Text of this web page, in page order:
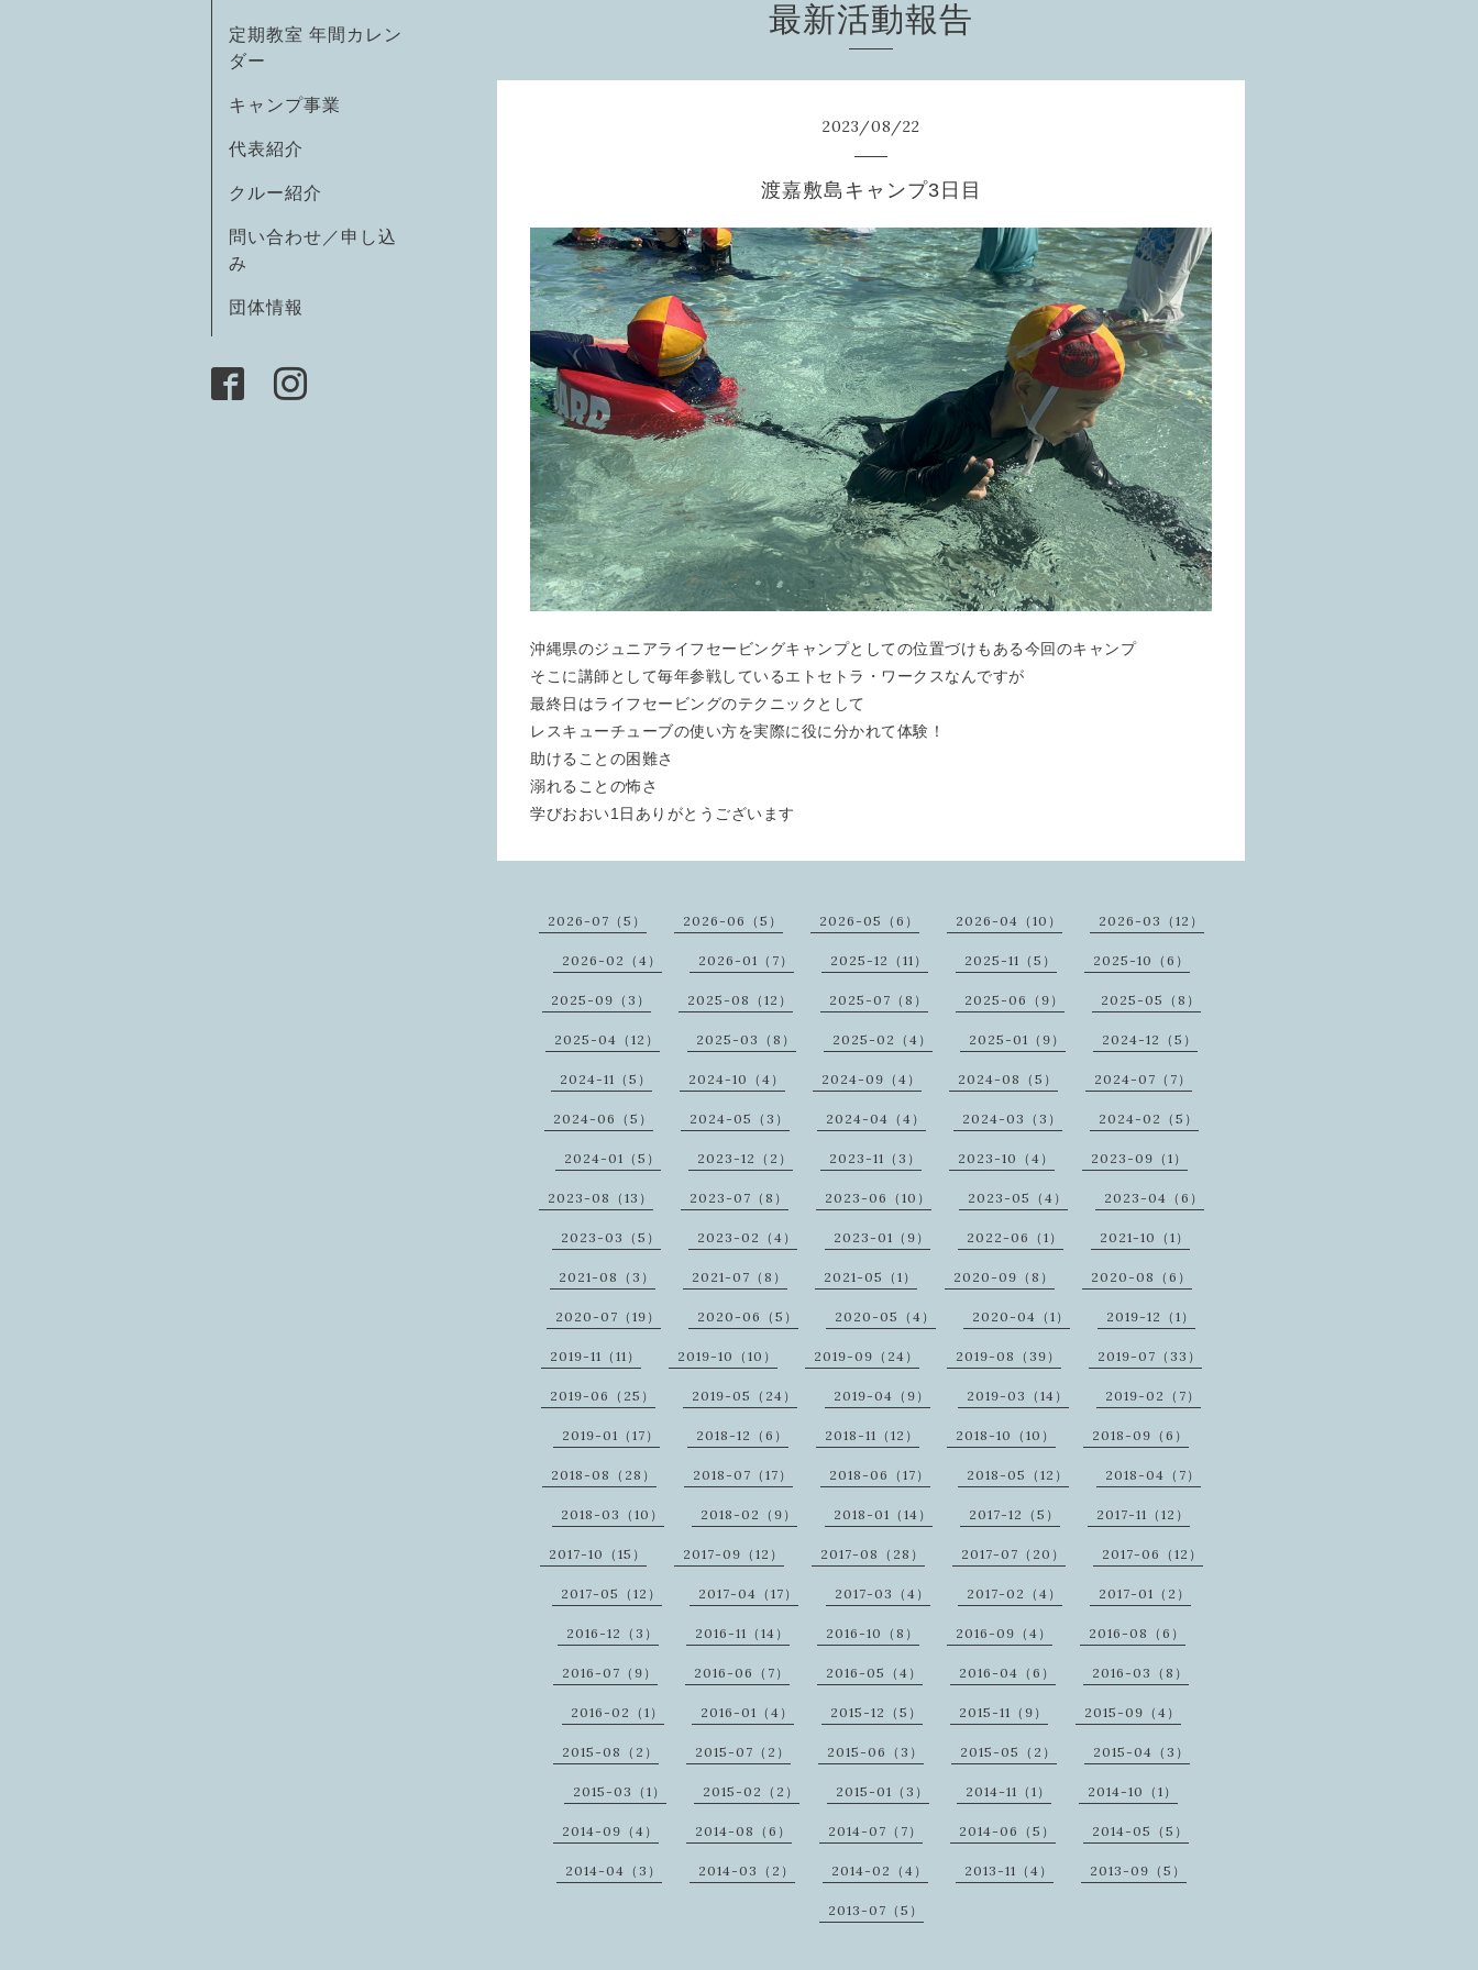
定期教室 年間カレン
ダー
キャンプ事業
代表紹介
クルー紹介
問い合わせ／申し込
み
団体情報
最新活動報告
2023/08/22
渡嘉敷島キャンプ3日目
沖縄県のジュニアライフセービングキャンプとしての位置づけもある今回のキャンプ
そこに講師として毎年参戦しているエトセトラ・ワークスなんですが
最終日はライフセービングのテクニックとして
レスキューチューブの使い方を実際に役に分かれて体験！
助けることの困難さ
溺れることの怖さ
学びおおい1日ありがとうございます
2026-07（5） 2026-06（5） 2026-05（6） 2026-04（10） 2026-03（12）
2026-02（4） 2026-01（7） 2025-12（11） 2025-11（5） 2025-10（6）
2025-09（3） 2025-08（12） 2025-07（8） 2025-06（9） 2025-05（8）
2025-04（12） 2025-03（8） 2025-02（4） 2025-01（9） 2024-12（5）
2024-11（5） 2024-10（4） 2024-09（4） 2024-08（5） 2024-07（7）
2024-06（5） 2024-05（3） 2024-04（4） 2024-03（3） 2024-02（5）
2024-01（5） 2023-12（2） 2023-11（3） 2023-10（4） 2023-09（1）
2023-08（13） 2023-07（8） 2023-06（10） 2023-05（4） 2023-04（6）
2023-03（5） 2023-02（4） 2023-01（9） 2022-06（1） 2021-10（1）
2021-08（3） 2021-07（8） 2021-05（1） 2020-09（8） 2020-08（6）
2020-07（19） 2020-06（5） 2020-05（4） 2020-04（1） 2019-12（1）
2019-11（11） 2019-10（10） 2019-09（24） 2019-08（39） 2019-07（33）
2019-06（25） 2019-05（24） 2019-04（9） 2019-03（14） 2019-02（7）
2019-01（17） 2018-12（6） 2018-11（12） 2018-10（10） 2018-09（6）
2018-08（28） 2018-07（17） 2018-06（17） 2018-05（12） 2018-04（7）
2018-03（10） 2018-02（9） 2018-01（14） 2017-12（5） 2017-11（12）
2017-10（15） 2017-09（12） 2017-08（28） 2017-07（20） 2017-06（12）
2017-05（12） 2017-04（17） 2017-03（4） 2017-02（4） 2017-01（2）
2016-12（3） 2016-11（14） 2016-10（8） 2016-09（4） 2016-08（6）
2016-07（9） 2016-06（7） 2016-05（4） 2016-04（6） 2016-03（8）
2016-02（1） 2016-01（4） 2015-12（5） 2015-11（9） 2015-09（4）
2015-08（2） 2015-07（2） 2015-06（3） 2015-05（2） 2015-04（3）
2015-03（1） 2015-02（2） 2015-01（3） 2014-11（1） 2014-10（1）
2014-09（4） 2014-08（6） 2014-07（7） 2014-06（5） 2014-05（5）
2014-04（3） 2014-03（2） 2014-02（4） 2013-11（4） 2013-09（5）
2013-07（5）